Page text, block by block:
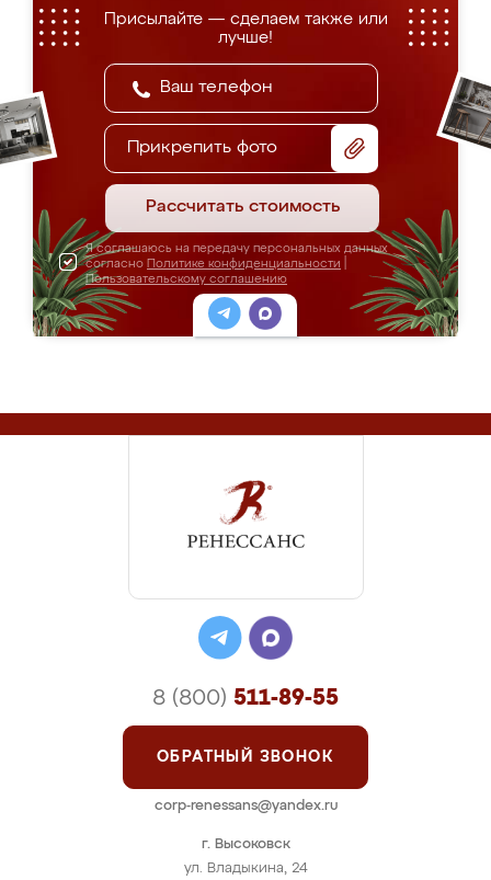
Присылайте — сделаем также или
лучше!
Прикрепить фото
Рассчитать стоимость
Я соглашаюсь на передачу персональных данных
согласно Политике конфиденциальности
Пользовательскому соглашению
г. Высоковск
ул. Владыкина, 24
8 (800) 511-89-55
ОБРАТНЫЙ ЗВОНОК
corp-renessans@yandex.ru